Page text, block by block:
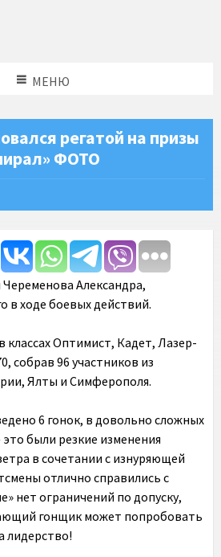
МЕНЮ
регатой на призы
ФОТО
Александра,
в ходе боевых действий.
классах Оптимист, Кадет, Лазер-
собрав 96 участников из
Ялты и Симферополя.
6 гонок, в довольно сложных
были резкие изменения
в сочетании с изнуряющей
отлично справились с
нет ограничений по допуску,
гонщик может попробовать
лидерство!